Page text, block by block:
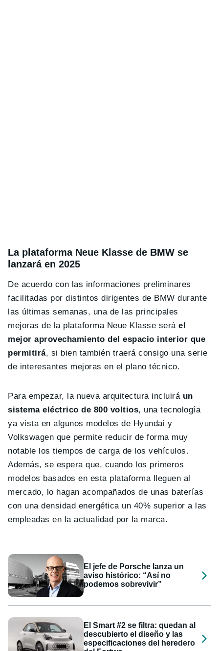
La plataforma Neue Klasse de BMW se
lanzará en 2025
De acuerdo con las informaciones preliminares
facilitadas por distintos dirigentes de BMW durante
las últimas semanas, una de las principales
mejoras de la plataforma Neue Klasse seráel
mejor aprovechamiento del espacio interior que
permitirá, si bien también traerá consigo una serie
de interesantes mejoras en el plano técnico.
Para empezar, la nueva arquitectura incluirá un
sistema eléctrico de 800 voltios, una tecnología
ya vista en algunos modelos de Hyundai y
Volkswagen que permite reducir de forma muy
notable los tiempos de carga de los vehículos.
Además, se espera que, cuando los primeros
modelos basados en esta plataforma lleguen al
mercado, lo hagan acompañados de unas baterías
con una densidad energética un 40% superior a las
empleadas en la actualidad por la marca.
El jefe de Porsche lanza un
aviso histórico: “Así no
podemos sobrevivir”
El Smart #2 se filtra: quedan al
descubierto el diseño y las
especificaciones del heredero